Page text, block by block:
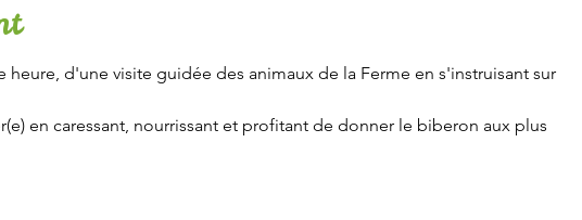
d'une visite guidée des animaux de la Ferme en s'instruisant sur
en caressant, nourrissant et profitant de donner le biberon aux plus